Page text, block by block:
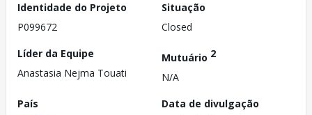
Identidade do Projeto
P099672
Situação
Closed
Líder da Equipe
Anastasia Nejma Touati
Mutuário 2
N/A
País
Data de divulgação